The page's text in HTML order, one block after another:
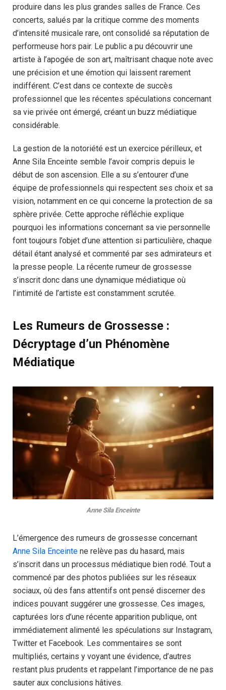
produire dans les plus grandes salles de France. Ces
concerts, salués par la critique comme des moments
d’intensité musicale rare, ont consolidé sa réputation de
performeuse hors pair. Le public a pu découvrir une
artiste à l’apogée de son art, maîtrisant chaque note avec
une précision et une émotion qui laissent rarement
indifférent. C’est dans ce contexte de succès
professionnel que les récentes spéculations concernant
sa vie privée ont émergé, créant un buzz médiatique
considérable.
La gestion de la notoriété est un exercice périlleux, et
Anne Sila Enceinte semble l’avoir compris depuis le
début de son ascension. Elle a su s’entourer d’une
équipe de professionnels qui respectent ses choix et sa
vision, notamment en ce qui concerne la protection de sa
sphère privée. Cette approche réfléchie explique
pourquoi les informations concernant sa vie personnelle
font toujours l’objet d’une attention si particulière, chaque
détail étant analysé et commenté par ses admirateurs et
la presse people. La récente rumeur de grossesse
s’inscrit donc dans une dynamique médiatique où
l’intimité de l’artiste est constamment scrutée.
Les Rumeurs de Grossesse :
Décryptage d’un Phénomène
Médiatique
Anne Sila Enceinte
L’émergence des rumeurs de grossesse concernant
Anne Sila Enceinte ne relève pas du hasard, mais
s’inscrit dans un processus médiatique bien rodé. Tout a
commencé par des photos publiées sur les réseaux
sociaux, où des fans attentifs ont pensé discerner des
indices pouvant suggérer une grossesse. Ces images,
capturées lors d’une récente apparition publique, ont
immédiatement alimenté les spéculations sur Instagram,
Twitter et Facebook. Les commentaires se sont
multipliés, certains y voyant une évidence, d’autres
restant plus prudents et rappelant l’importance de ne pas
sauter aux conclusions hâtives.